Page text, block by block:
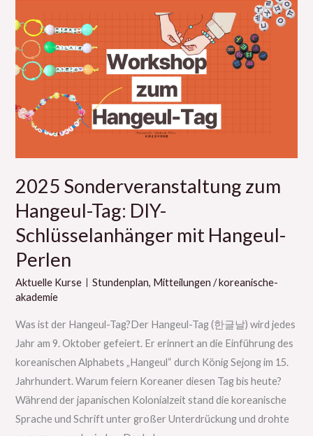
2025 Sonderveranstaltung zum
Hangeul-Tag: DIY-
Schlüsselanhänger mit Hangeul-
Perlen
Aktuelle KurseㅣStundenplan, Mitteilungen /koreanische-
akademie
Was ist der Hangeul-Tag?Der Hangeul-Tag (한글날) wird jedes
Jahr am 9. Oktober gefeiert. Er erinnert an die Einführung des
koreanischen Alphabets „Hangeul“ durch König Sejong im 15.
Jahrhundert. Warum feiern Koreaner diesen Tag bis heute?
Während der japanischen Kolonialzeit stand die koreanische
Sprache und Schrift unter großer Unterdrückung und drohte
Sonderveranstaltung
zum
Hangeul-
Tag:
DIY-
Schlüsselanhänger
Hangeul-
Perlen